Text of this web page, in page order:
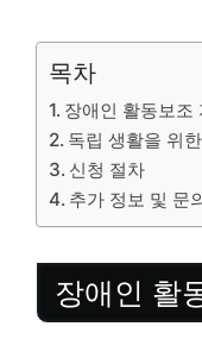
목차
장애인 활동보조
독립 생활을 위
신청 절차
추가 정보 및 문
장애인 활